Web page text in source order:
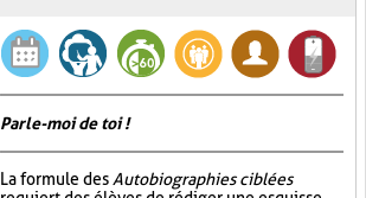
Parle-moi de toi !
La formule des Autobiographies ciblées